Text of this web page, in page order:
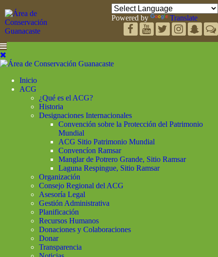
Powered by Translate
Inicio
ACG
¿Qué es el ACG?
Historia
Designaciones Internacionales
Convención sobre la Protección del Patrimonio
Mundial
ACG Sitio Patrimonio Mundial
Convencíon Ramsar
Manglar de Potrero Grande, Sitio Ramsar
Laguna Respingue, Sitio Ramsar
Organización
Consejo Regional del ACG
Asesoría Legal
Gestión Administrativa
Planificación
Recursos Humanos
Donaciones y Colaboraciones
Donar
Transparencia